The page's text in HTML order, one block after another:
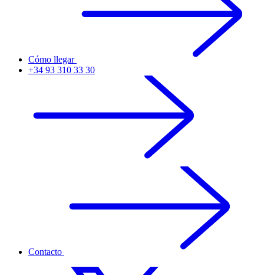
Cómo llegar
+34 93 310 33 30
Contacto